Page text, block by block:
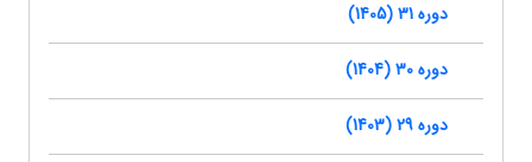
دوره 31 (1405)
دوره 30 (1404)
دوره 29 (1403)